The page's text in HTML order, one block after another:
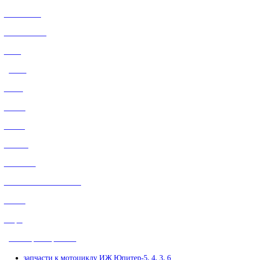
запчасти к мотоциклу ИЖ Юпитер-5, 4, 3, 6